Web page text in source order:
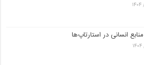
انسانی در استارتاپ‌ها